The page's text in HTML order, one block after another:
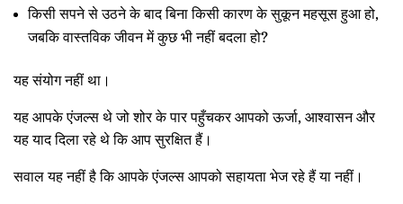
किसी सपने से उठने के बाद बिना किसी कारण के सुकून महसूस हुआ हो,
जबकि वास्तविक जीवन में कुछ भी नहीं बदला हो?
यह संयोग नहीं था।
यह आपके एंजल्स थे जो शोर के पार पहुँचकर आपको ऊर्जा, आश्वासन और
यह याद दिला रहे थे कि आप सुरक्षित हैं।
सवाल यह नहीं है कि आपके एंजल्स आपको सहायता भेज रहे हैं या नहीं।